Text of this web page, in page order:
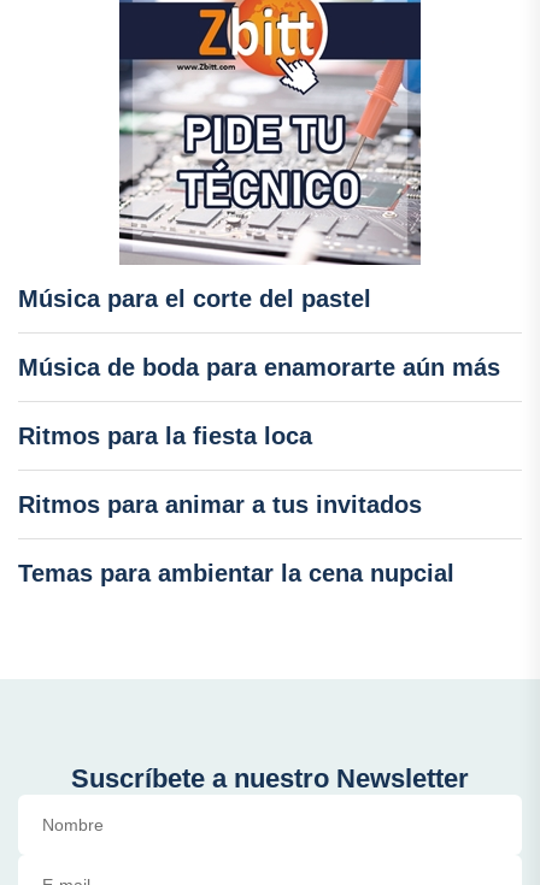
Música para el corte del pastel
Música de boda para enamorarte aún más
Ritmos para la fiesta loca
Ritmos para animar a tus invitados
Temas para ambientar la cena nupcial
Suscríbete a nuestro Newsletter